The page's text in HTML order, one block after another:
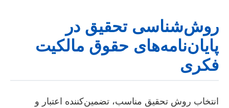
روش‌شناسی تحقیق در
پایان‌نامه‌های حقوق مالکیت
فکری
انتخاب روش تحقیق مناسب، تضمین‌کننده اعتبار و